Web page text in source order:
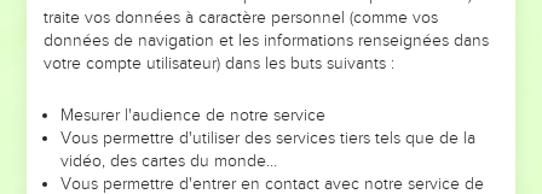
ET SI LEURS ERREURS POUVAIENT VOUS ÉVITER LES
VOTRES ?
leur foi ou leur vision. Mais on voit moins les doutes, les erreurs
et les saisons difficiles qu'ils ont traversés, alors même que ce
sont elles qui les ont façonnés.
traite vos données à caractère personnel (comme vos
données de navigation et les informations renseignées dans
votre compte utilisateur) dans les buts suivants :
Mesurer l'audience de notre service
Vous permettre d'utiliser des services tiers tels que de la
vidéo, des cartes du monde…
Vous permettre d'entrer en contact avec notre service de